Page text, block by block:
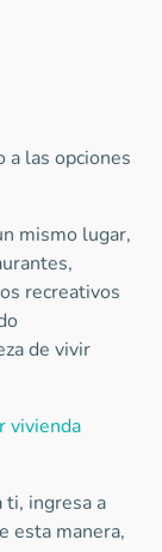
a las opciones
mismo lugar,
recreativos
de vivir
vivienda
ti, ingresa a
esta manera,